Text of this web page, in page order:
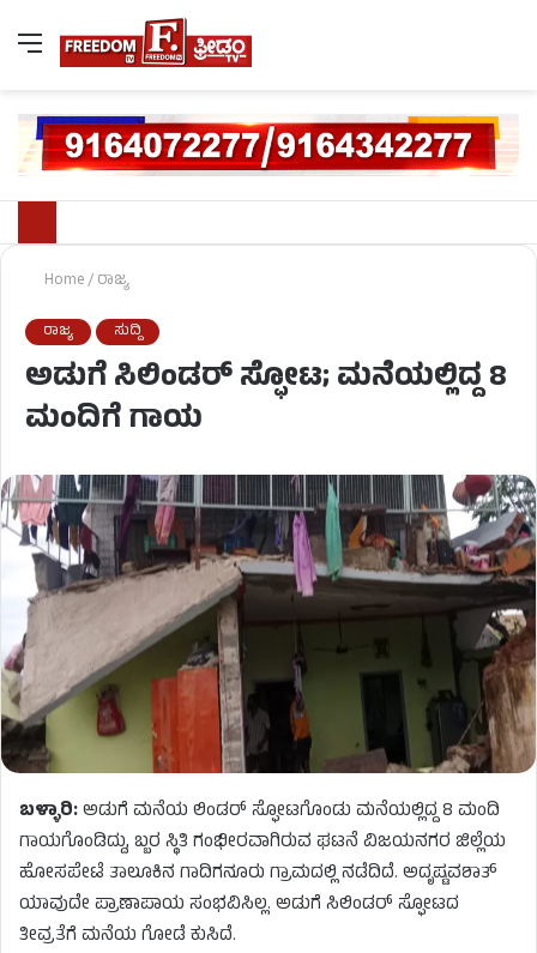
Home/ರಾಜ್ಯ
ರಾಜ್ಯ ಸುದ್ದಿ
ಅಡುಗೆ ಸಿಲಿಂಡರ್ ಸ್ಫೋಟ; ಮನೆಯಲ್ಲಿದ್ದ 8
ಮಂದಿಗೆ ಗಾಯ
ಬಳ್ಳಾರಿ:ಅಡುಗೆ ಮನೆಯ ಲಿಂಡರ್ ಸ್ಫೋಟಗೊಂಡು ಮನೆಯಲ್ಲಿದ್ದ 8 ಮಂದಿ
ಗಾಯಗೊಂಡಿದ್ದು, ಬ್ಬರ ಸ್ಥಿತಿ ಗಂಭೀರವಾಗಿರುವ ಘಟನೆ ವಿಜಯನಗರ ಜಿಲ್ಲೆಯ
ಹೋಸಪೇಟೆ ತಾಲೂಕಿನ ಗಾದಿಗನೂರು ಗ್ರಾಮದಲ್ಲಿ ನಡೆದಿದೆ. ಅದೃಷ್ಟವಶಾತ್
ಯಾವುದೇ ಪ್ರಾಣಾಪಾಯ ಸಂಭವಿಸಿಲ್ಲ. ಅಡುಗೆ ಸಿಲಿಂಡರ್​ ಸ್ಫೋಟದ
ತೀವ್ರತೆಗೆ ಮನೆಯ ಗೋಡೆ ಕುಸಿದೆ.